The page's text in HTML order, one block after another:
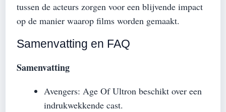
tussen de acteurs zorgen voor een blijvende impact
op de manier waarop films worden gemaakt.
Samenvatting en FAQ
Samenvatting
Avengers: Age Of Ultron beschikt over een
indrukwekkende cast.